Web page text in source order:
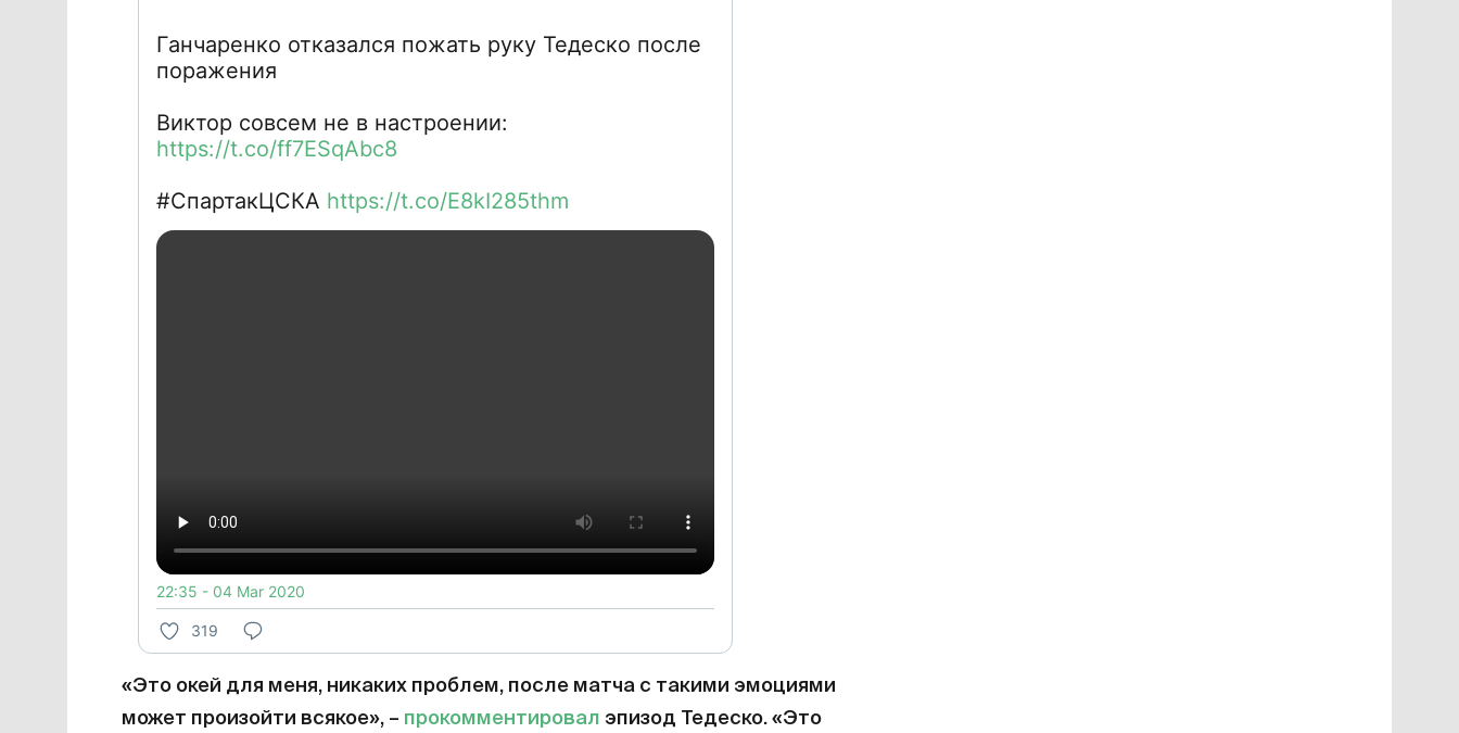
Ганчаренко отказался пожать руку Тедеско после
поражения
https://t.co/ff7ESqAbc8
#СпартакЦСКА https://t.co/E8kI285thm
22:35 - 04 Mar 2020
319
«Это окей для меня, никаких проблем, после матча с такими эмоциями
может произойти всякое», – прокомментировал эпизод Тедеско. «Это